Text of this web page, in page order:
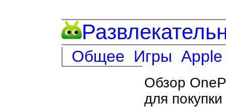
Общее Игры Apple
Обзор
для